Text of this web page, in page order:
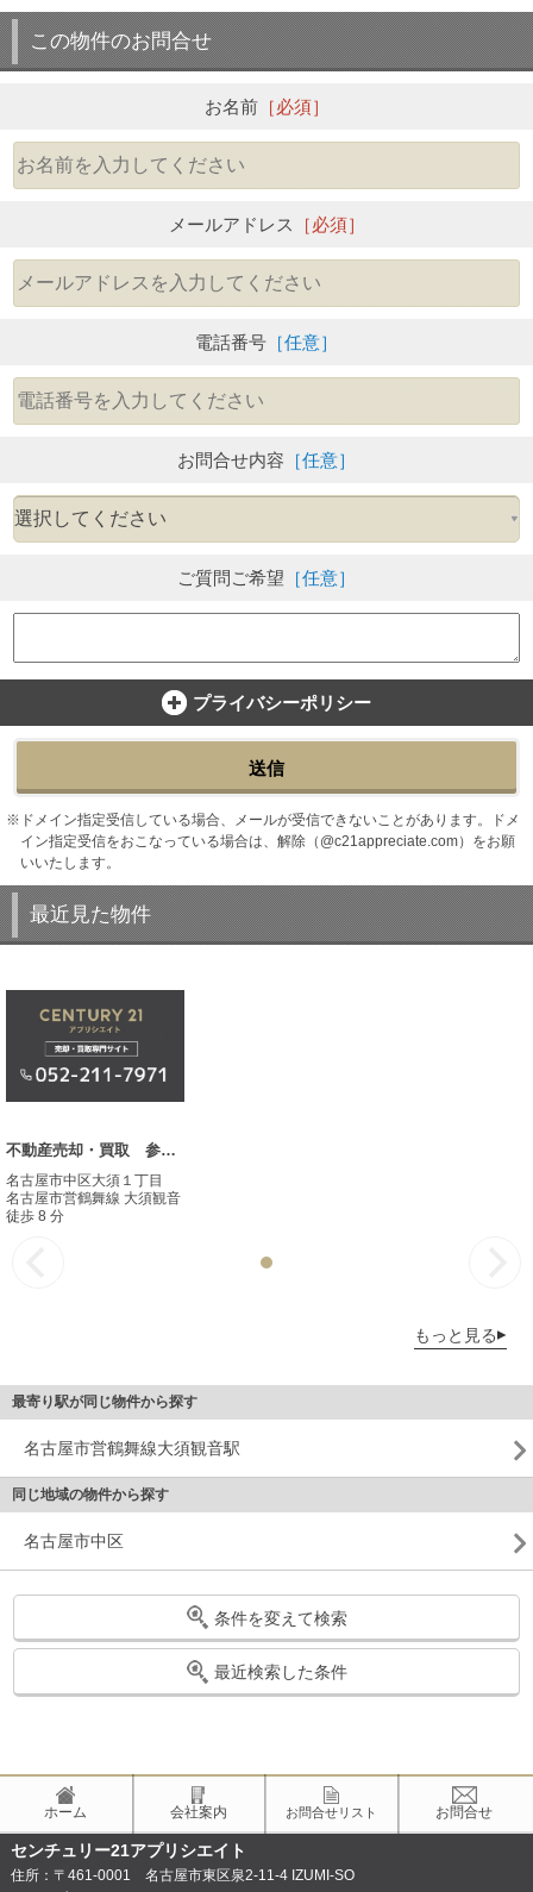
この物件のお問合せ
お名前［必須］
メールアドレス ［必須］
電話番号 ［任意］
お問合せ内容 ［任意］
ご質問ご希望 ［任意］
プライバシーポリシー
送信
ドメイン指定受信している場合、メールが受信できないことがあります。ドメ
イン指定受信をおこなっている場合は、解除（@c21appreciate.com）をお願
いいたします。
最近見た物件
不動産売却・買取 参考事例
名古屋市中区大須１丁目
名古屋市営鶴舞線 大須観音
徒歩 8 分
もっと見る
最寄り駅が同じ物件から探す
名古屋市営鶴舞線大須観音駅
同じ地域の物件から探す
名古屋市中区
条件を変えて検索
最近検索した条件
ホーム 会社案内 お問合せリスト お問合せ
センチュリー21アプリシエイト
住所：〒461-0001 名古屋市東区泉2-11-4 IZUMI-SO